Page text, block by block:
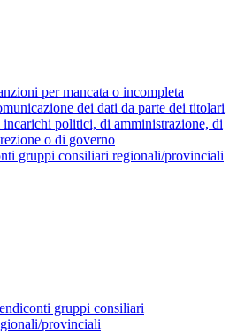
per mancata o incompleta
dei dati da parte dei titolari
incarichi politici, di amministrazione, di
o di governo
gruppi consiliari regionali/provinciali
gruppi consiliari
provinciali